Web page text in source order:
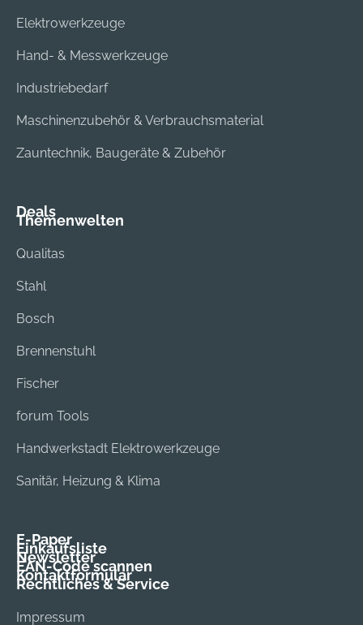
Elektrowerkzeuge
Hand- & Messwerkzeuge
Industriebedarf
Maschinenzubehör & Verbrauchsmaterial
Zauntechnik, Baugeräte & Zubehör
Deals
Themenwelten
Qualitas
Stahl
Bosch
Brennenstuhl
Fischer
forum Tools
Handwerkstadt Elektrowerkzeuge
Sanitär, Heizung & Klima
E-Paper
Einkaufsliste
Newsletter
EAN-Code scannen
Kontaktformular
Rechtliches & Service
Impressum